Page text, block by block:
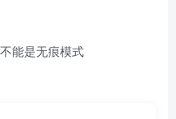
能是无痕模式